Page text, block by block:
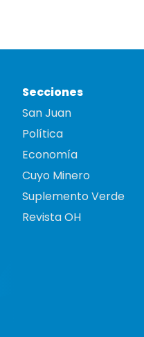
Secciones
San Juan
Política
Economía
Cuyo Minero
Suplemento Verde
Revista OH